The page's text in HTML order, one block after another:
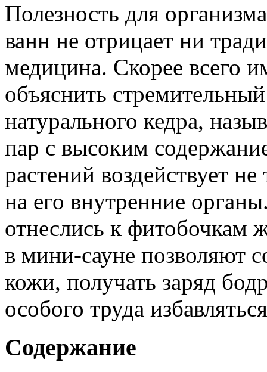
Полезность для
ванн не отрицает ни
медицина. Скорее всего
объяснить
натурального кедра,
пар с высоким
растений воздействует
на его внутренние
отнеслись к
в мини-сауне позволяют
кожи, получать заряд
особого труда
Содержание